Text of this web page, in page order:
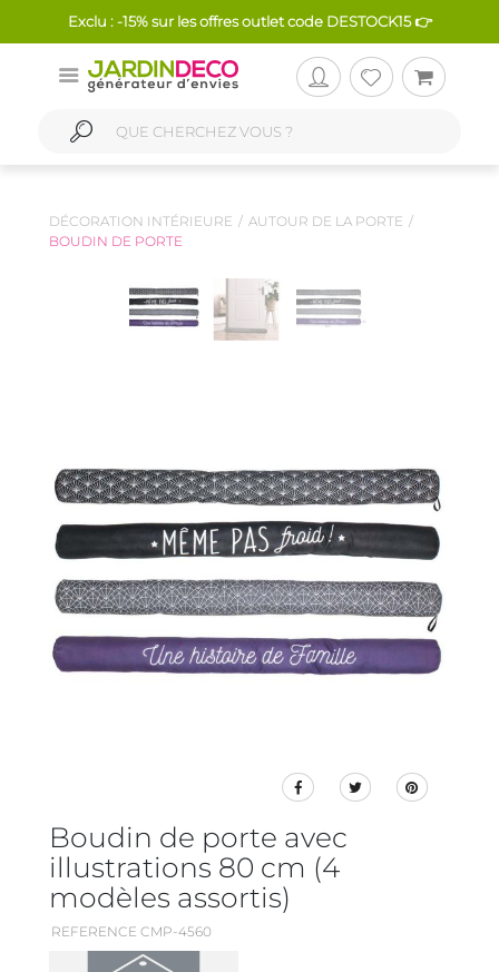
Exclu : -15% sur les offres outlet code DESTOCK15 👉
DÉCORATION INTÉRIEURE
AUTOUR DE LA PORTE
BOUDIN DE PORTE
Boudin de porte avec
illustrations 80 cm (4
modèles assortis)
REFERENCE CMP-4560